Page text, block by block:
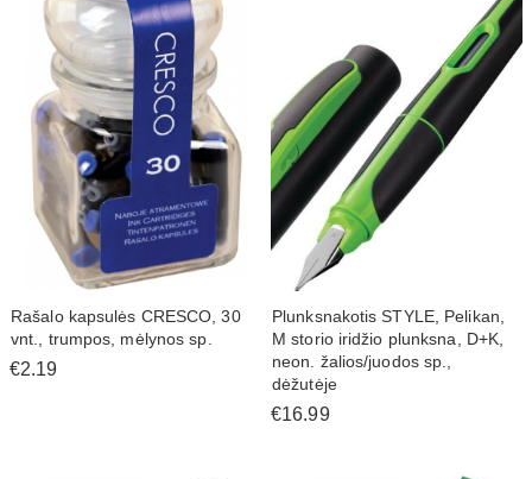
Rašalo kapsulės CRESCO, 30
vnt., trumpos, mėlynos sp.
€2.19
Plunksnakotis STYLE, Pelikan,
M storio iridžio plunksna, D+K,
neon. žalios/juodos sp.,
dėžutėje
€16.99